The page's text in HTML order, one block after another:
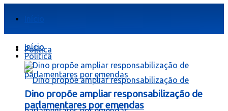
Política
Início
Política
Dino propõe ampliar responsabilização de
parlamentares por emendas